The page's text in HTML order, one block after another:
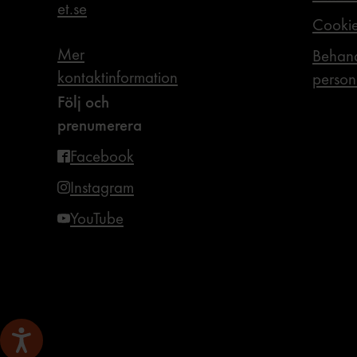
et.se
Mer
kontaktinformation
Följ och
prenumerera
Facebook
Instagram
YouTube